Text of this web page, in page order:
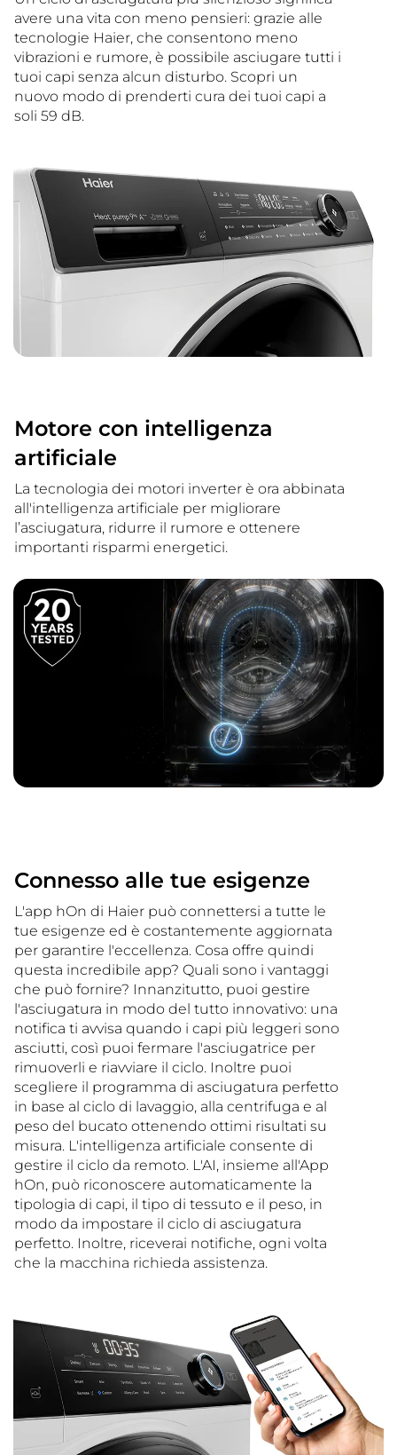
avere una vita con meno pensieri: grazie alle
tecnologie Haier, che consentono meno
vibrazioni e rumore, è possibile asciugare tutti i
tuoi capi senza alcun disturbo. Scopri un
nuovo modo di prenderti cura dei tuoi capi a
soli 59 dB.
Motore con intelligenza
artificiale
La tecnologia dei motori inverter è ora abbinata
all'intelligenza artificiale per migliorare
l’asciugatura, ridurre il rumore e ottenere
importanti risparmi energetici.
Connesso alle tue esigenze
L'app hOn di Haier può connettersi a tutte le
tue esigenze ed è costantemente aggiornata
per garantire l'eccellenza. Cosa offre quindi
questa incredibile app? Quali sono i vantaggi
che può fornire? Innanzitutto, puoi gestire
l'asciugatura in modo del tutto innovativo: una
notifica ti avvisa quando i capi più leggeri sono
asciutti, così puoi fermare l'asciugatrice per
rimuoverli e riavviare il ciclo. Inoltre puoi
scegliere il programma di asciugatura perfetto
in base al ciclo di lavaggio, alla centrifuga e al
peso del bucato ottenendo ottimi risultati su
misura. L'intelligenza artificiale consente di
gestire il ciclo da remoto. L'AI, insieme all'App
hOn, può riconoscere automaticamente la
tipologia di capi, il tipo di tessuto e il peso, in
modo da impostare il ciclo di asciugatura
perfetto. Inoltre, riceverai notifiche, ogni volta
che la macchina richieda assistenza.